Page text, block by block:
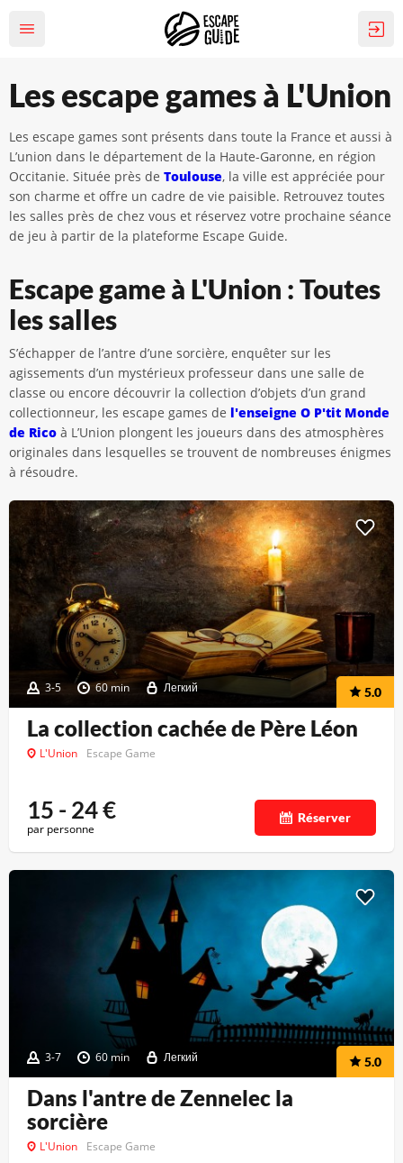
Les escape games à L'Union
Les escape games sont présents dans toute la France et aussi à
L’union dans le département de la Haute-Garonne, en région
Occitanie. Située près de Toulouse, la ville est appréciée pour
son charme et offre un cadre de vie paisible. Retrouvez toutes
les salles près de chez vous et réservez votre prochaine séance
de jeu à partir de la plateforme Escape Guide.
Escape game à L'Union : Toutes
les salles
S’échapper de l’antre d’une sorcière, enquêter sur les
agissements d’un mystérieux professeur dans une salle de
classe ou encore découvrir la collection d’objets d’un grand
collectionneur, les escape games de l'enseigne O P'tit Monde
de Rico à L’Union plongent les joueurs dans des atmosphères
originales dans lesquelles se trouvent de nombreuses énigmes
à résoudre.
3-5 60 min Легкий 5.0
La collection cachée de Père Léon
L'Union Escape Game
15 - 24€
par personne
Réserver
3-7 60 min Легкий 5.0
Dans l'antre de Zennelec la
sorcière
L'Union Escape Game